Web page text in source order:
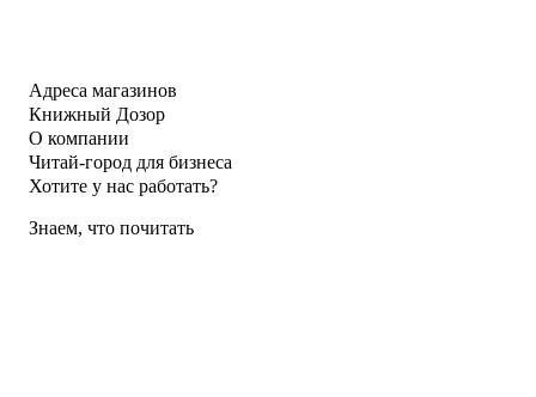
Адреса магазинов
Книжный Дозор
О компании
Читай-город для бизнеса
Хотите у нас работать?
Знаем, что почитать